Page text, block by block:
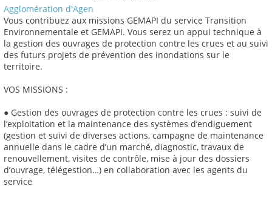
Agglomération d'Agen
Vous contribuez aux missions GEMAPI du service Transition
Environnementale et GEMAPI. Vous serez un appui technique à
la gestion des ouvrages de protection contre les crues et au suivi
des futurs projets de prévention des inondations sur le
territoire.
VOS MISSIONS :
● Gestion des ouvrages de protection contre les crues : suivi de
l’exploitation et la maintenance des systèmes d’endiguement
(gestion et suivi de diverses actions, campagne de maintenance
annuelle dans le cadre d’un marché, diagnostic, travaux de
renouvellement, visites de contrôle, mise à jour des dossiers
d’ouvrage, télégestion…) en collaboration avec les agents du
service